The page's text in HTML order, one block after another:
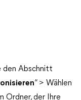
den Abschnitt
“ > Wählen
Ordner, der Ihre